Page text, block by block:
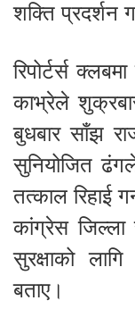
शक्ति प्रदर्शन
रिपोर्टर्स
काभ्रेले
बुधबार साँझ
सुनियोजित
तत्काल रिहाई
कांग्रेस जिल्ला
सुरक्षाको
बताए।